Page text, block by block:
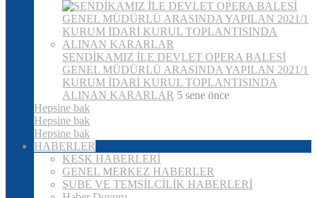
SENDİKAMIZ İLE DEVLET OPERA BALESİ
GENEL MÜDÜRLÜ ARASINDA YAPILAN 2021/1
KURUM İDARİ KURUL TOPLANTISINDA
ALINAN KARARLAR 5 sene önce
Hepsine bak
Hepsine bak
Hepsine bak
HABERLER
KESK HABERLERİ
GENEL MERKEZ HABERLER
ŞUBE VE TEMSİLCİLİK HABERLERİ